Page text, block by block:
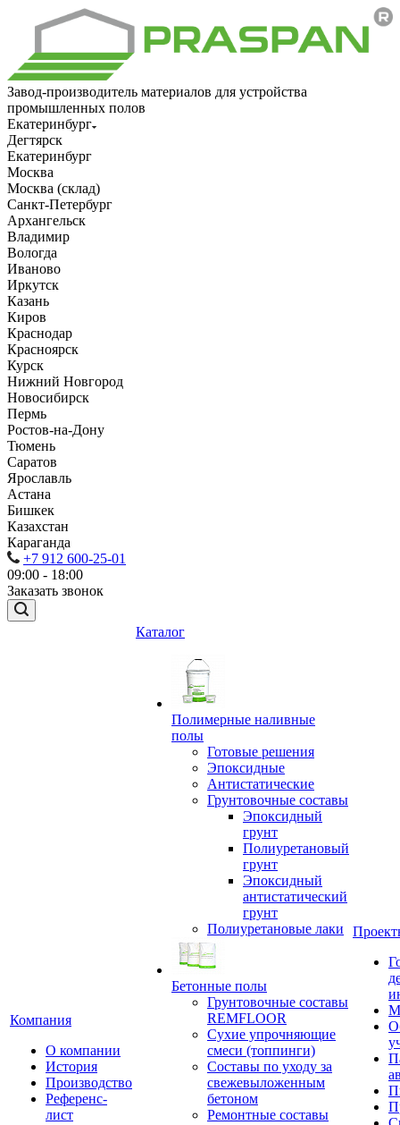
Завод-производитель материалов для устройства
промышленных полов
Екатеринбург
Дегтярск
Екатеринбург
Москва
Москва (склад)
Санкт-Петербург
Архангельск
Владимир
Вологда
Иваново
Иркутск
Казань
Киров
Краснодар
Красноярск
Курск
Нижний Новгород
Новосибирск
Пермь
Ростов-на-Дону
Тюмень
Саратов
Ярославль
Астана
Бишкек
Казахстан
Караганда
+7 912 600-25-01
09:00 - 18:00
Заказать звонок
Компания
О компании
История
Производство
Референс-
лист
Каталог
Полимерные наливные
полы
Готовые решения
Эпоксидные
Антистатические
Грунтовочные составы
Эпоксидный
грунт
Полиуретановый
грунт
Эпоксидный
антистатический
грунт
Полиуретановые лаки
Бетонные полы
Грунтовочные составы
REMFLOOR
Сухие упрочняющие
смеси (топпинги)
Составы по уходу за
свежевыложенным
бетоном
Ремонтные составы